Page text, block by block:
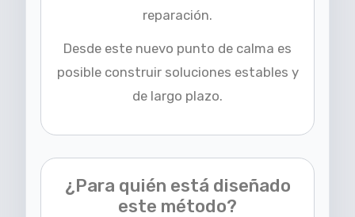
reparación.
Desde este nuevo punto de calma es
posible construir soluciones estables y
de largo plazo.
¿Para quién está diseñado
este método?